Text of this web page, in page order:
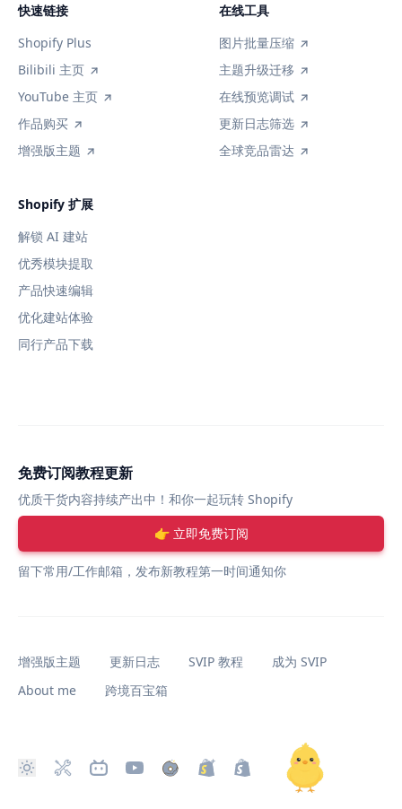
快速链接
Shopify Plus
Bilibili 主页
YouTube 主页
作品购买
增强版主题
在线工具
图片批量压缩
主题升级迁移
在线预览调试
更新日志筛选
全球竞品雷达
Shopify 扩展
解锁 AI 建站
优秀模块提取
产品快速编辑
优化建站体验
同行产品下载
免费订阅教程更新
优质干货内容持续产出中！和你一起玩转 Shopify
👉 立即免费订阅
留下常用/工作邮箱，发布新教程第一时间通知你
增强版主题 更新日志 SVIP 教程
成为 SVIP
About me
跨境百宝箱